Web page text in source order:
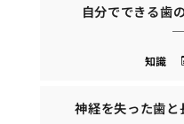
自分でできる歯
知識
神経を失った歯